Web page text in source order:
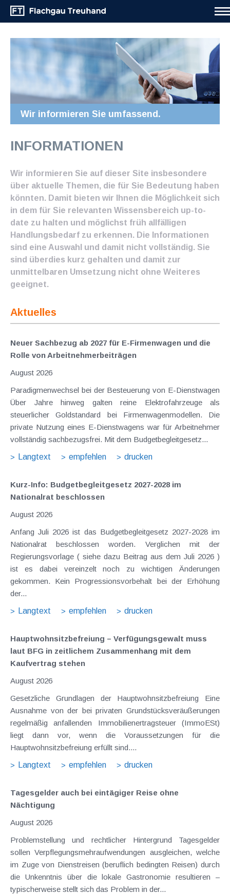
Wir informieren Sie umfassend.
INFORMATIONEN
Wir informieren Sie auf dieser Site insbesondere
über aktuelle Themen, die für Sie Bedeutung haben
könnten. Damit bieten wir Ihnen die Möglichkeit sich
in dem für Sie relevanten Wissensbereich up-to-
date zu halten und möglichst früh allfälligen
Handlungsbedarf zu erkennen. Die Informationen
sind eine Auswahl und damit nicht vollständig. Sie
sind überdies kurz gehalten und damit zur
unmittelbaren Umsetzung nicht ohne Weiteres
geeignet.
Aktuelles
Neuer Sachbezug ab 2027 für E-Firmenwagen und die
Rolle von Arbeitnehmer​­beiträgen
August 2026
Paradigmenwechsel bei der Besteuerung von E-Dienstwagen
Über Jahre hinweg galten reine Elektrofahrzeuge als
steuerlicher Goldstandard bei Firmenwagenmodellen. Die
private Nutzung eines E-Dienstwagens war für Arbeitnehmer
vollständig sachbezugsfrei. Mit dem Budgetbegleitgesetz...
Langtext
empfehlen drucken
Kurz-Info: Budgetbegleitgesetz 2027-2028 im
Nationalrat beschlossen
August 2026
Anfang Juli 2026 ist das Budgetbegleitgesetz 2027-2028 im
Nationalrat beschlossen worden. Verglichen mit der
Regierungsvorlage ( siehe dazu Beitrag aus dem Juli 2026 )
ist es dabei vereinzelt noch zu wichtigen Änderungen
gekommen. Kein Progressionsvorbehalt bei der Erhöhung
der...
Langtext
empfehlen drucken
Hauptwohnsitz​­befreiung – Verfügungsgewalt muss
laut BFG in zeitlichem Zusammenhang mit dem
Kaufvertrag stehen
August 2026
Gesetzliche Grundlagen der Hauptwohnsitzbefreiung Eine
Ausnahme von der bei privaten Grundstücksveräußerungen
regelmäßig anfallenden Immobilienertragsteuer (ImmoESt)
liegt dann vor, wenn die Voraussetzungen für die
Hauptwohnsitzbefreiung erfüllt sind....
Langtext
empfehlen drucken
Tagesgelder auch bei eintägiger Reise ohne
Nächtigung
August 2026
Problemstellung und rechtlicher Hintergrund Tagesgelder
sollen Verpflegungsmehraufwendungen ausgleichen, welche
im Zuge von Dienstreisen (beruflich bedingten Reisen) durch
die Unkenntnis über die lokale Gastronomie resultieren –
typischerweise stellt sich das Problem in der...